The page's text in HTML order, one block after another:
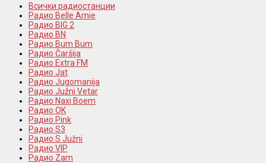
Всички радиостанции
Радио Belle Amie
Радио BIG 2
Радио BN
Радио Bum Bum
Радио Čaršija
Радио Extra FM
Радио Jat
Радио Jugomanija
Радио Južni Vetar
Радио Naxi Boem
Радио OK
Радио Pink
Радио S3
Радио S Južni
Радио VIP
Радио Zam